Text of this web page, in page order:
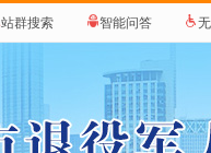
站群搜索 智能问答